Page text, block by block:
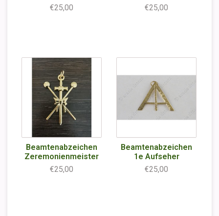
€25,00
€25,00
Beamtenabzeichen
Zeremonienmeister
€25,00
Beamtenabzeichen
1e Aufseher
€25,00